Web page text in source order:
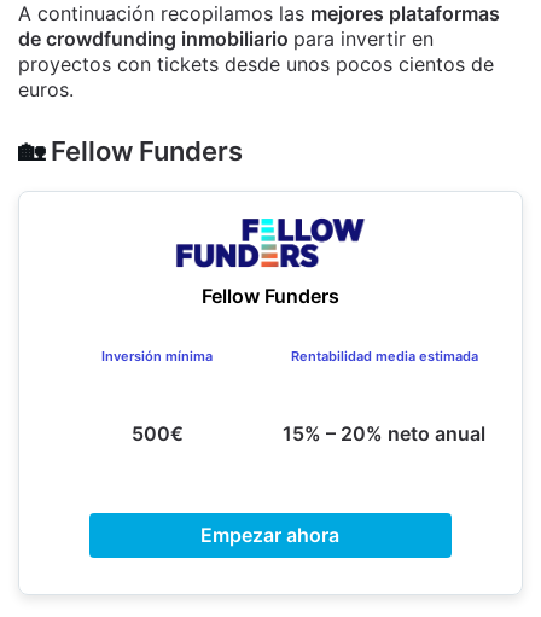
A continuación recopilamos las mejores plataformas
de crowdfunding inmobiliario para invertir en
proyectos con tickets desde unos pocos cientos de
euros.
🏡Fellow Funders
Fellow Funders
Inversión mínima
500€
Rentabilidad media estimada
15% – 20% neto anual
Empezar ahora